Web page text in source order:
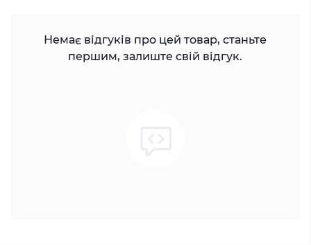
Немає відгуків про цей товар, станьте
першим, залиште свій відгук.